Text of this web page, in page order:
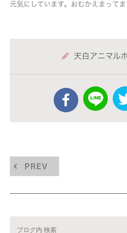
元気にしています。おむかえまって
天白アニマル
PREV